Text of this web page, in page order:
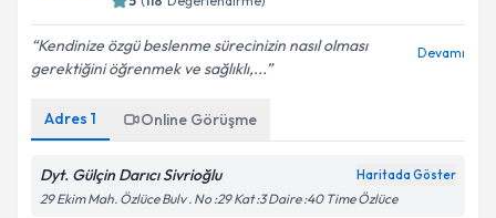
Kendinize özgü beslenme sürecinizin nasıl olması
gerektiğini öğrenmek ve sağlıklı,...
Devamı
Adres 1 Online Görüşme
Dyt. Gülçin Darıcı Sivrioğlu Haritada Göster
29 Ekim Mah. Özlüce Bulv . No :29 Kat :3 Daire :40 Time Özlüce